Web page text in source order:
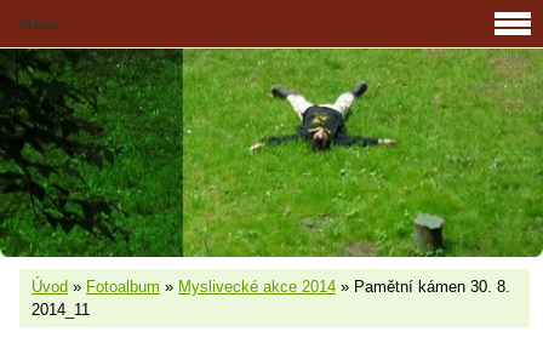
Úvod » Fotoalbum » Myslivecké akce 2014 » Pamětní kámen 30. 8.
2014_11
Menu